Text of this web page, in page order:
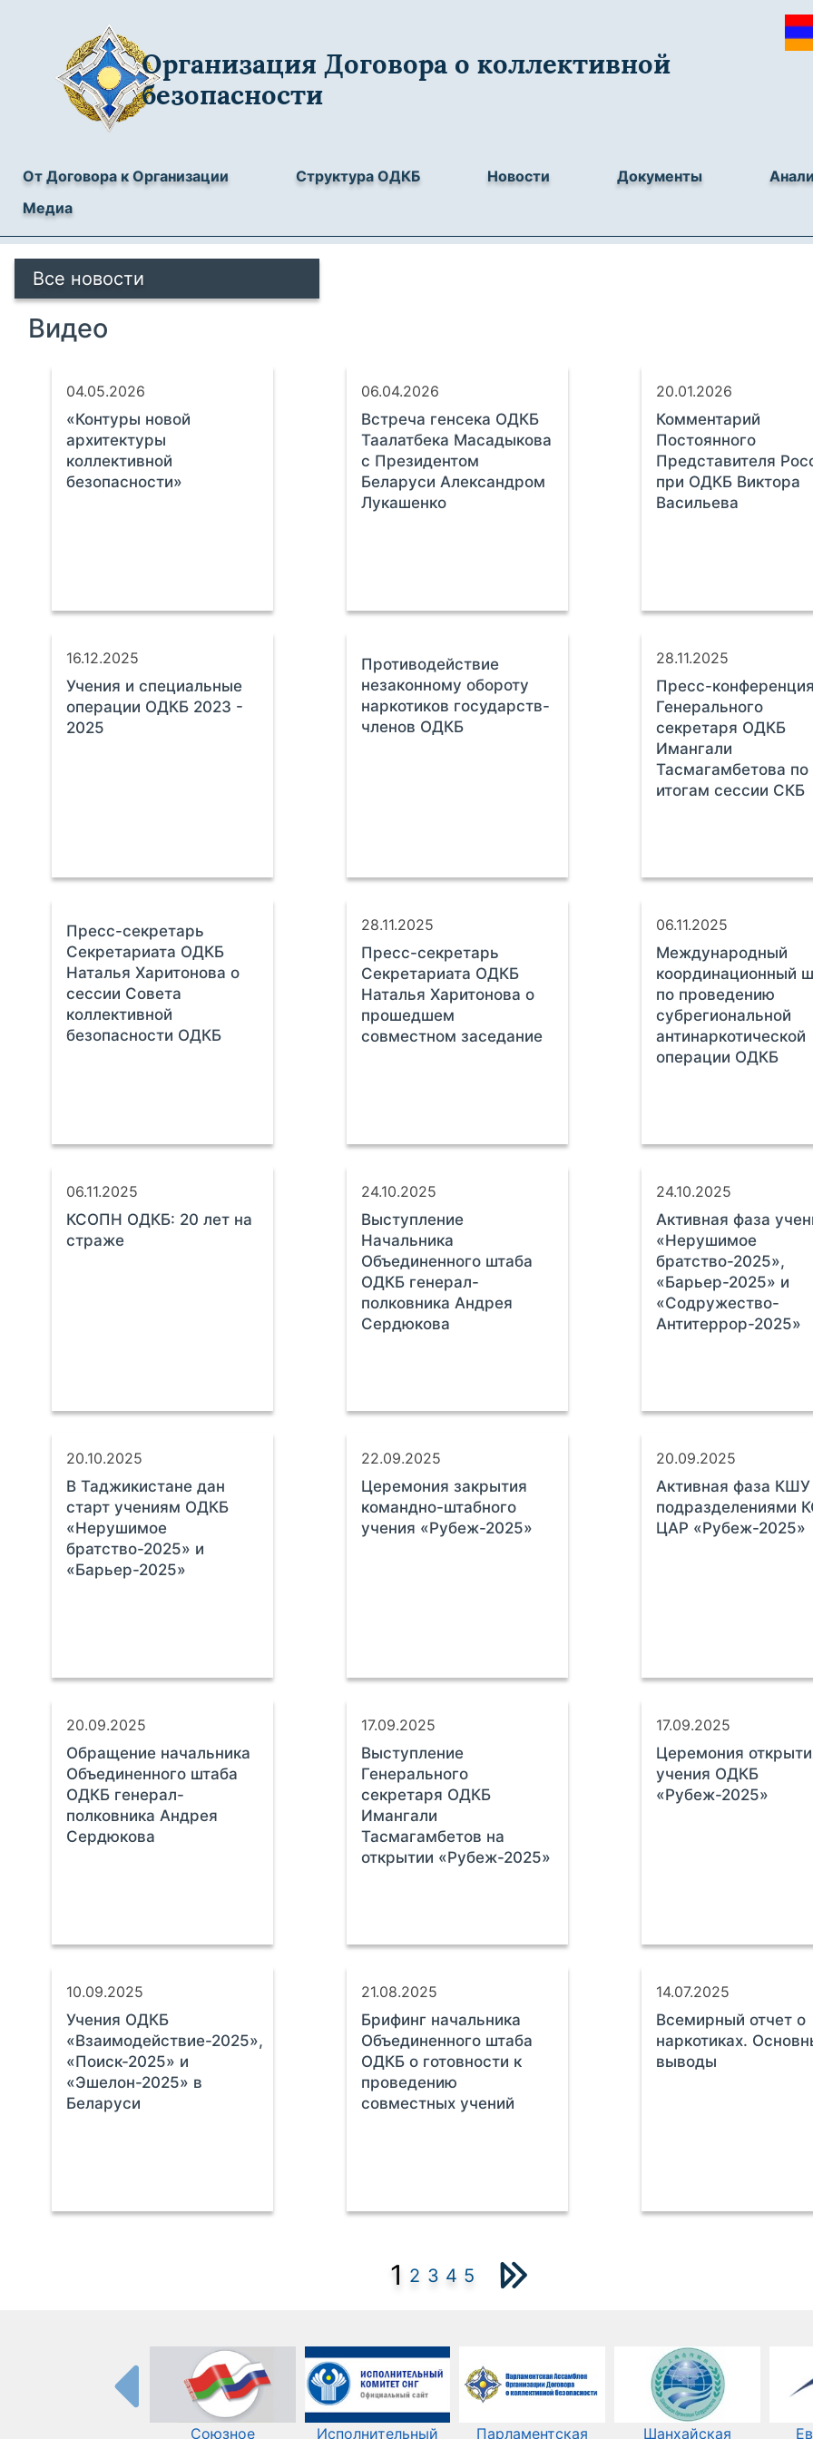
Организация Договора о коллективной
безопасности
От Договора к Организации Структура ОДКБ Новости Документы
Медиа
Все новости
Видео
04.05.2026
«Контуры новой
архитектуры
коллективной
безопасности»
06.04.2026
Встреча генсека ОДКБ
Таалатбека Масадыкова
с Президентом
Беларуси Александром
Лукашенко
20.01.2026
Комментарий
Постоянного
Представителя
при ОДКБ Виктора
Васильева
16.12.2025
Учения и специальные
операции ОДКБ 2023 -
2025
Противодействие
незаконному обороту
наркотиков государств-
членов ОДКБ
28.11.2025
Пресс-
Генерального
секретаря ОДКБ
Имангали
Тасмагамбетова по
итогам сессии СКБ
Пресс-секретарь
Секретариата ОДКБ
Наталья Харитонова о
сессии Совета
коллективной
безопасности ОДКБ
28.11.2025
Пресс-секретарь
Секретариата ОДКБ
Наталья Харитонова о
прошедшем
совместном заседание
06.11.2025
Международный
координационный
по проведению
субрегиональной
антинаркотической
операции ОДКБ
06.11.2025
КСОПН ОДКБ: 20 лет на
страже
24.10.2025
Выступление
Начальника
Объединенного штаба
ОДКБ генерал-
полковника Андрея
Сердюкова
24.10.2025
Активная фаза
«Нерушимое
братство-2025»,
«Барьер-2025» и
«Содружество-
Антитеррор-2025»
20.10.2025
В Таджикистане дан
старт учениям ОДКБ
«Нерушимое
братство-2025» и
«Барьер-2025»
22.09.2025
Церемония закрытия
командно-штабного
учения «Рубеж-2025»
20.09.2025
Активная фаза КШУ
подразделениями
ЦАР «Рубеж-2025»
20.09.2025
Обращение начальника
Объединенного штаба
ОДКБ генерал-
полковника Андрея
Сердюкова
17.09.2025
Выступление
Генерального
секретаря ОДКБ
Имангали
Тасмагамбетов на
открытии «Рубеж-2025»
17.09.2025
Церемония
учения ОДКБ
«Рубеж-2025»
10.09.2025
Учения ОДКБ
«Взаимодействие-2025»,
«Поиск-2025» и
«Эшелон-2025» в
Беларуси
21.08.2025
Брифинг начальника
Объединенного штаба
ОДКБ о готовности к
проведению
совместных учений
14.07.2025
Всемирный отчет о
наркотиках.
выводы
1 2 3 4 5
Союзное Исполнительный Парламентская Шанхайская